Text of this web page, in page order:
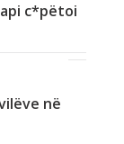
c*pëtoi
në